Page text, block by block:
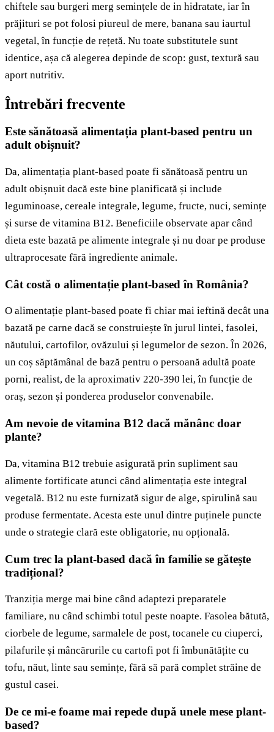
chiftele sau burgeri merg semințele de in hidratate, iar în
prăjituri se pot folosi piureul de mere, banana sau iaurtul
vegetal, în funcție de rețetă. Nu toate substitutele sunt
identice, așa că alegerea depinde de scop: gust, textură sau
aport nutritiv.
Întrebări frecvente
Este sănătoasă alimentația plant-based pentru un
adult obișnuit?
Da, alimentația plant-based poate fi sănătoasă pentru un
adult obișnuit dacă este bine planificată și include
leguminoase, cereale integrale, legume, fructe, nuci, semințe
și surse de vitamina B12. Beneficiile observate apar când
dieta este bazată pe alimente integrale și nu doar pe produse
ultraprocesate fără ingrediente animale.
Cât costă o alimentație plant-based în România?
O alimentație plant-based poate fi chiar mai ieftină decât una
bazată pe carne dacă se construiește în jurul lintei, fasolei,
năutului, cartofilor, ovăzului și legumelor de sezon. În 2026,
un coș săptămânal de bază pentru o persoană adultă poate
porni, realist, de la aproximativ 220-390 lei, în funcție de
oraș, sezon și ponderea produselor convenabile.
Am nevoie de vitamina B12 dacă mănânc doar
plante?
Da, vitamina B12 trebuie asigurată prin supliment sau
alimente fortificate atunci când alimentația este integral
vegetală. B12 nu este furnizată sigur de alge, spirulină sau
produse fermentate. Acesta este unul dintre puținele puncte
unde o strategie clară este obligatorie, nu opțională.
Cum trec la plant-based dacă în familie se gătește
tradițional?
Tranziția merge mai bine când adaptezi preparatele
familiare, nu când schimbi totul peste noapte. Fasolea bătută,
ciorbele de legume, sarmalele de post, tocanele cu ciuperci,
pilafurile și mâncărurile cu cartofi pot fi îmbunătățite cu
tofu, năut, linte sau semințe, fără să pară complet străine de
gustul casei.
De ce mi-e foame mai repede după unele mese plant-
based?